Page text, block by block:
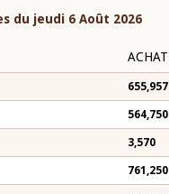
du jeudi 6 Août 2026
ACHAT
655,957
564,750
3,570
761,250